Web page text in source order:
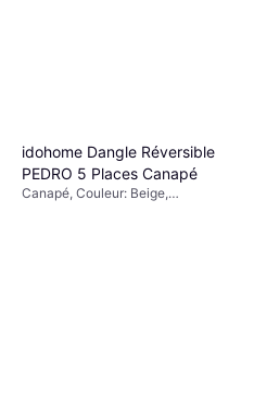
idohome Dangle Réversible
PEDRO 5 Places Canapé
Canapé, Couleur: Beige,